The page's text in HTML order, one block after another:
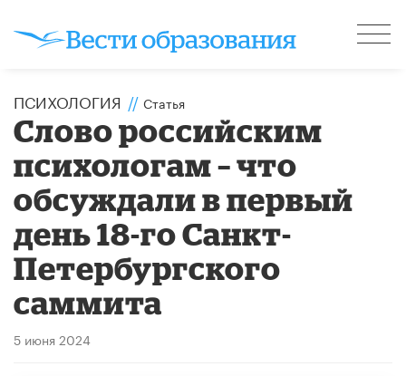
ПСИХОЛОГИЯ // Статья
Слово российским
психологам – что
обсуждали в первый
день 18-го Санкт-
Петербургского
саммита
5 июня 2024